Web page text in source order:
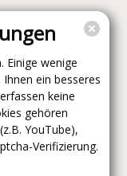
Einige wenige
ein besseres
keine
gehören
YouTube),
Verifizierung.